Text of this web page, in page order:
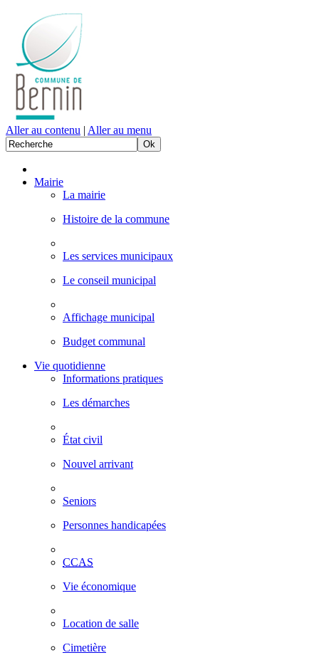
Aller au contenu | Aller au menu
Mairie
La mairie
Histoire de la commune
Les services municipaux
Le conseil municipal
Affichage municipal
Budget communal
Vie quotidienne
Informations pratiques
Les démarches
État civil
Nouvel arrivant
Seniors
Personnes handicapées
CCAS
Vie économique
Location de salle
Cimetière